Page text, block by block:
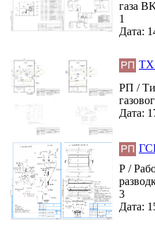
газа
1
Дата:
ТХ
РП /
Дата:
Р /
3
Дата: